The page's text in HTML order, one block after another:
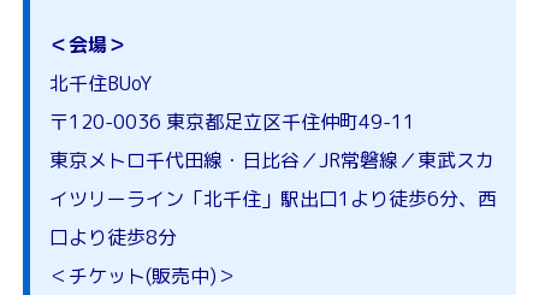
＜会場＞
北千住BUoY
〒120-0036 東京都足立区千住仲町49-11
東京メトロ千代田線・日比谷／JR常磐線／東武スカ
イツリーライン「北千住」駅出口1より徒歩6分、西
口より徒歩8分
＜チケット(販売中)＞